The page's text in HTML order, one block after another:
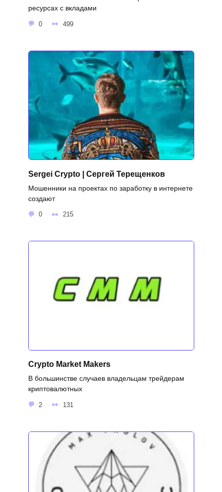
ресурсах с вкладами
0 499
Sergei Crypto | Сергей Терещенков
Мошенники на проектах по заработку в интернете
создают
0 215
Crypto Market Makers
В большинстве случаев владельцам трейдерам
криптовалютных
2 131